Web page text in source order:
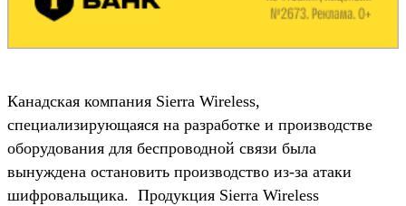
Канадская компания Sierra Wireless,
специализирующаяся на разработке и производстве
оборудования для беспроводной связи была
вынуждена остановить производство из-за атаки
шифровальщика. Продукция Sierra Wireless